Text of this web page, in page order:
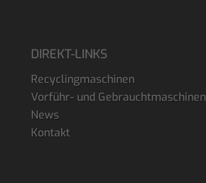
DIREKT-LINKS
Recyclingmaschinen
Vorführ- und Gebrauchtmaschinen
News
Kontakt